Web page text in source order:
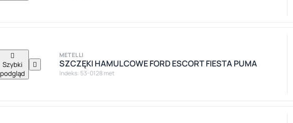

Szybki
podgląd

METELLI
SZCZĘKI HAMULCOWE FORD ESCORT FIESTA PUMA
Indeks: 53-0128 met